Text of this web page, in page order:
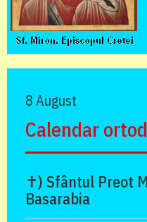
8 August
Calendar
✝) Sfântul Preot
Basarabia